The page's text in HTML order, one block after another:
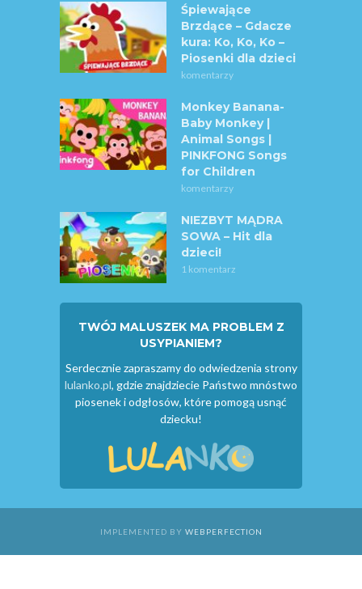
Śpiewające
Brzdące – Gdacze
kura: Ko, Ko, Ko –
Piosenki dla dzieci
komentarzy
Monkey Banana-
Baby Monkey |
Animal Songs |
PINKFONG Songs
for Children
komentarzy
NIEZBYT MĄDRA
SOWA – Hit dla
dzieci!
1 komentarz
TWÓJ MALUSZEK MA PROBLEM Z
USYPIANIEM?
Serdecznie zapraszamy do odwiedzenia strony
lulanko.pl, gdzie znajdziecie Państwo mnóstwo
piosenek i odgłosów, które pomogą usnąć
dziecku!
IMPLEMENTED BY WEBPERFECTION